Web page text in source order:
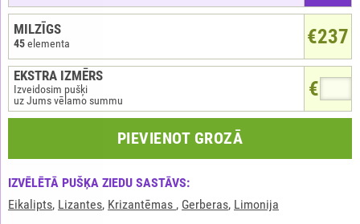
€237
MILZĪGS
45elementa
€
EKSTRA IZMĒRS
Izveidosim pušķi
uz Jums vēlamo summu
PIEVIENOT GROZĀ
IZVĒLĒTĀ PUŠĶA ZIEDU SASTĀVS:
Eikalipts, Lizantes, Krizantēmas , Gerberas, Limonija